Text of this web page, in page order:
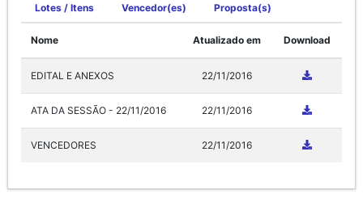
Lotes / Itens Vencedor(es) Proposta(s)
Nome Atualizado em Download
EDITAL E ANEXOS 22/11/2016
ATA DA SESSÃO - 22/11/2016 22/11/2016
VENCEDORES 22/11/2016